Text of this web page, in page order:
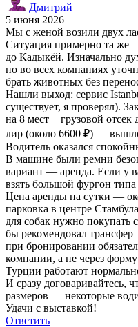
Дмитрий
5 июня 2026
Мы с женой возили двух
Ситуация примерно та же
до Кадыкёй. Изначально
но во всех компаниях
брать животных без
Нашли выход: сервис
существует, я проверял).
на 8 мест + грузовой отсек
лир (около 6600 ₽) —
Водитель оказался
В машине были ремни
вариант — аренда. Если у
взять большой фургон
Цена аренды на сутки —
парковка в центре
для собак нужно покупать
бы рекомендовал
при бронировании
компании, а не через
Турции работают
И сразу договаривайтесь,
размеров — некоторые
Удачи с выставкой!
Ответить